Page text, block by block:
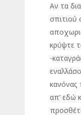
Αν τα
σπιτιού
κρύψτε
-
κανόνας
απ’ εδώ